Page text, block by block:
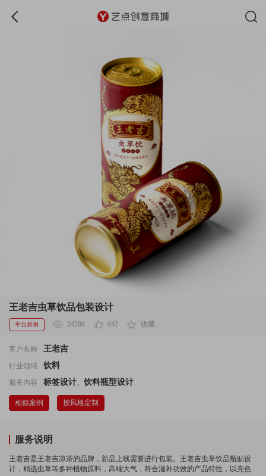
王老吉虫草饮品包装设计
平台原创 34286 642 收藏
客户名称 王老吉
行业领域 饮料
服务内容 标签设计 饮料瓶型设计
相似案例 按风格定制
服务说明
王老吉是王老吉凉茶的品牌，新品上线需要进行包装。王老吉虫草饮品瓶贴设
计，精选虫草等多种植物原料，高端大气，符合滋补功效的产品特性，以亮色